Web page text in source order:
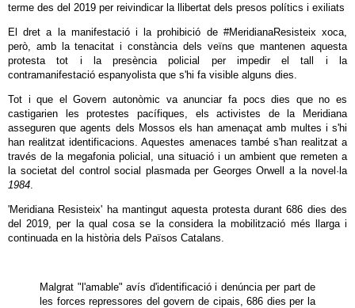
terme des del 2019 per reivindicar la llibertat dels presos polítics i exiliats
El dret a la manifestació i la prohibició de #MeridianaResisteix xoca,
però, amb la tenacitat i constància dels veïns que mantenen aquesta
protesta tot i la presència policial per impedir el tall i la
contramanifestació espanyolista que s'hi fa visible alguns dies.
Tot i que el Govern autonòmic va anunciar fa pocs dies que no es
castigarien les protestes pacífiques, els activistes de la Meridiana
asseguren que agents dels Mossos els han amenaçat amb multes i s'hi
han realitzat identificacions. Aquestes amenaces també s'han realitzat a
través de la megafonia policial, una situació i un ambient que remeten a
la societat del control social plasmada per Georges Orwell a la novel·la
1984.
'Meridiana Resisteix' ha mantingut aquesta protesta durant 686 dies des
del 2019, per la qual cosa se la considera la mobilització més llarga i
continuada en la història dels Països Catalans.
Malgrat "l'amable" avís d'identificació i denúncia per part de
les forces repressores del govern de cipais, 686 dies per la